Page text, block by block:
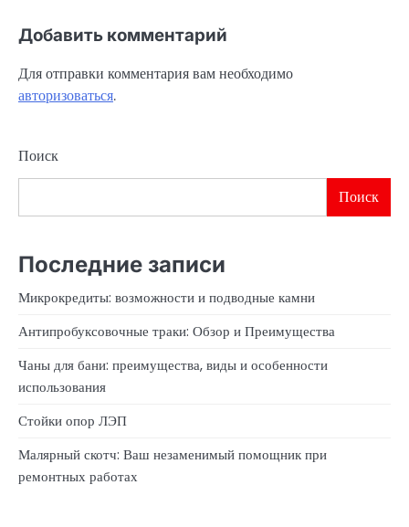
Добавить комментарий
Для отправки комментария вам необходимо
авторизоваться.
Поиск
Поиск
Последние записи
Микрокредиты: возможности и подводные камни
Антипробуксовочные траки: Обзор и Преимущества
Чаны для бани: преимущества, виды и особенности
использования
Стойки опор ЛЭП
Малярный скотч: Ваш незаменимый помощник при
ремонтных работах